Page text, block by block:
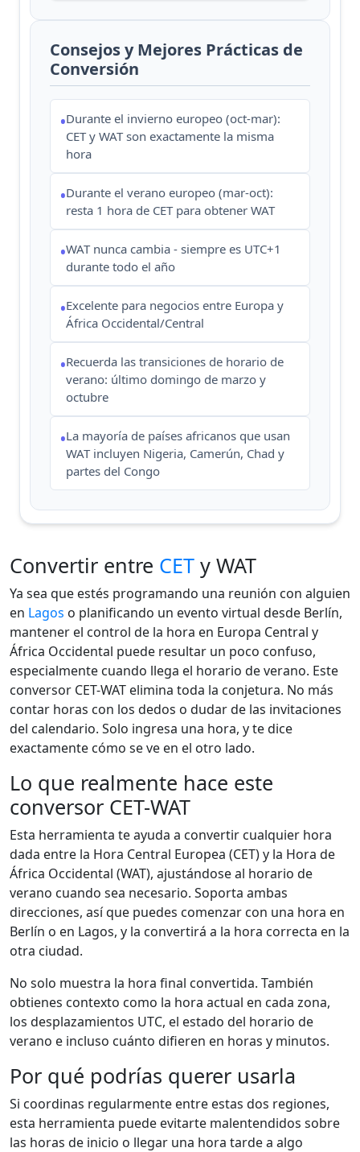
Consejos y Mejores Prácticas de
Conversión
•Durante el invierno europeo (oct-mar):
CET y WAT son exactamente la misma
hora
•Durante el verano europeo (mar-oct):
resta 1 hora de CET para obtener WAT
•WAT nunca cambia - siempre es UTC+1
durante todo el año
•Excelente para negocios entre Europa y
África Occidental/Central
•Recuerda las transiciones de horario de
verano: último domingo de marzo y
octubre
•La mayoría de países africanos que usan
WAT incluyen Nigeria, Camerún, Chad y
partes del Congo
Convertir entre CET y WAT
Ya sea que estés programando una reunión con alguien
en Lagos o planificando un evento virtual desde Berlín,
mantener el control de la hora en Europa Central y
África Occidental puede resultar un poco confuso,
especialmente cuando llega el horario de verano. Este
conversor CET-WAT elimina toda la conjetura. No más
contar horas con los dedos o dudar de las invitaciones
del calendario. Solo ingresa una hora, y te dice
exactamente cómo se ve en el otro lado.
Lo que realmente hace este
conversor CET-WAT
Esta herramienta te ayuda a convertir cualquier hora
dada entre la Hora Central Europea (CET) y la Hora de
África Occidental (WAT), ajustándose al horario de
verano cuando sea necesario. Soporta ambas
direcciones, así que puedes comenzar con una hora en
Berlín o en Lagos, y la convertirá a la hora correcta en la
otra ciudad.
No solo muestra la hora final convertida. También
obtienes contexto como la hora actual en cada zona,
los desplazamientos UTC, el estado del horario de
verano e incluso cuánto difieren en horas y minutos.
Por qué podrías querer usarla
Si coordinas regularmente entre estas dos regiones,
esta herramienta puede evitarte malentendidos sobre
las horas de inicio o llegar una hora tarde a algo